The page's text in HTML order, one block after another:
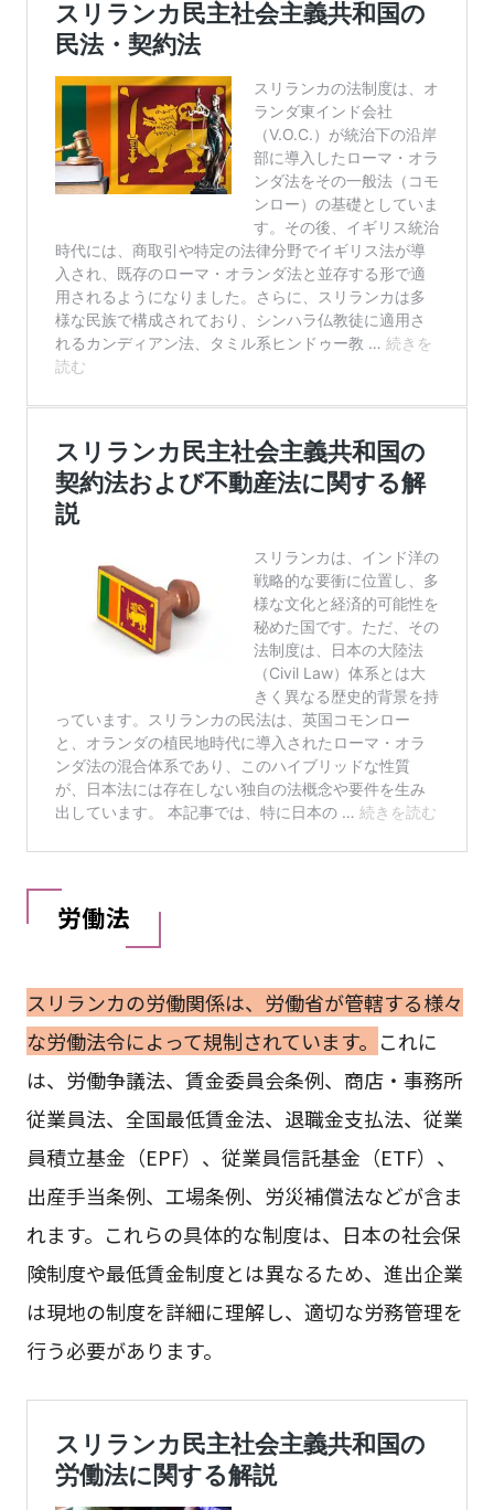
労働法
スリランカの労働関係は、労働省が管轄する様々
な労働法令によって規制されています。 これに
は、労働争議法、賃金委員会条例、商店・事務所
従業員法、全国最低賃金法、退職金支払法、従業
員積立基金（EPF）、従業員信託基金（ETF）、
出産手当条例、工場条例、労災補償法などが含ま
れます。これらの具体的な制度は、日本の社会保
険制度や最低賃金制度とは異なるため、進出企業
は現地の制度を詳細に理解し、適切な労務管理を
行う必要があります。